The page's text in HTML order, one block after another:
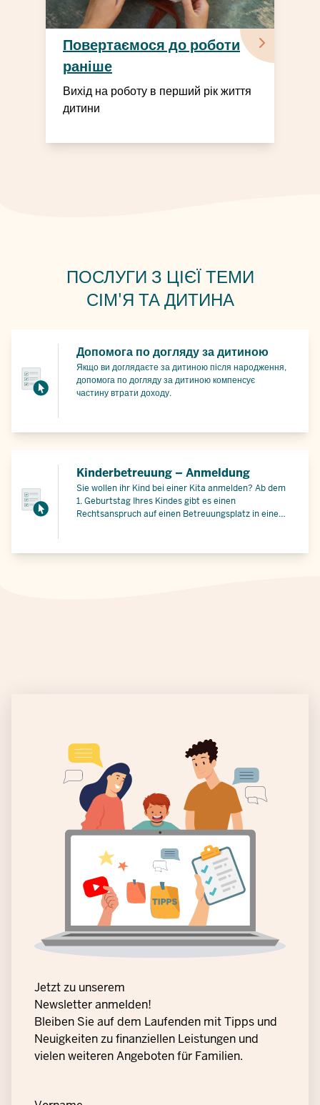
Повертаємося до роботи
раніше
Вихід на роботу в перший рік життя
дитини
ПОСЛУГИ З ЦІЄЇ ТЕМИ
СІМ'Я ТА ДИТИНА
Допомога по догляду за дитиною
Якщо ви доглядаєте за дитиною після народження,
допомога по догляду за дитиною компенсує
частину втрати доходу.
Kinderbetreuung – Anmeldung
Sie wollen ihr Kind bei einer Kita anmelden? Ab dem
1. Geburtstag Ihres Kindes gibt es einen
Rechtsanspruch auf einen Betreuungsplatz in einer
möglichst früh bei Ihrem Jugendamt vor Ort, der
Jetzt zu unserem
Newsletter anmelden!
Bleiben Sie auf dem Laufenden mit Tipps und
Neuigkeiten zu finanziellen Leistungen und
vielen weiteren Angeboten für Familien.